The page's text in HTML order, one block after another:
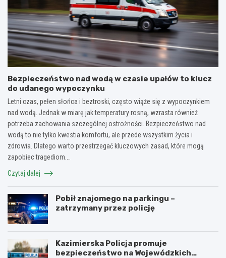
Bezpieczeństwo nad wodą w czasie upałów to klucz
do udanego wypoczynku
Letni czas, pełen słońca i beztroski, często wiąże się z wypoczynkiem
nad wodą. Jednak w miarę jak temperatury rosną, wzrasta również
potrzeba zachowania szczególnej ostrożności. Bezpieczeństwo nad
wodą to nie tylko kwestia komfortu, ale przede wszystkim życia i
zdrowia. Dlatego warto przestrzegać kluczowych zasad, które mogą
zapobiec tragediom.…
Czytaj dalej
Pobił znajomego na parkingu –
zatrzymany przez policję
Kazimierska Policja promuje
bezpieczeństwo na Wojewódzkich